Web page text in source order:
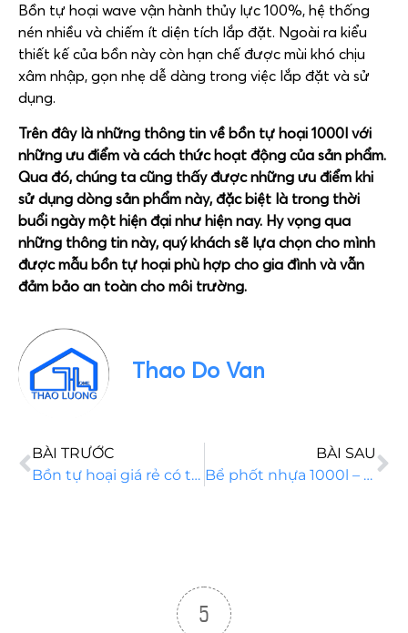
Bồn tự hoại wave vận hành thủy lực 100%, hệ thống
nén nhiều và chiếm ít diện tích lắp đặt. Ngoài ra kiểu
thiết kế của bồn này còn hạn chế được mùi khó chịu
xâm nhập, gọn nhẹ dễ dàng trong việc lắp đặt và sử
dụng.
Trên đây là những thông tin về bồn tự hoại 1000l với
những ưu điểm và cách thức hoạt động của sản phẩm.
Qua đó, chúng ta cũng thấy được những ưu điểm khi
sử dụng dòng sản phẩm này, đặc biệt là trong thời
buổi ngày một hiện đại như hiện nay. Hy vọng qua
những thông tin này, quý khách sẽ lựa chọn cho mình
được mẫu bồn tự hoại phù hợp cho gia đình và vẫn
đảm bảo an toàn cho môi trường.
Thao Do Van
BÀI TRƯỚC
Bồn tự hoại giá rẻ có tốt không? Bồn tự hoại giá rẻ nào tốt?
BÀI SAU
Bể phốt nhựa 1000l – Giải pháp xử lý chất thải thông minh nhất hiện nay
5